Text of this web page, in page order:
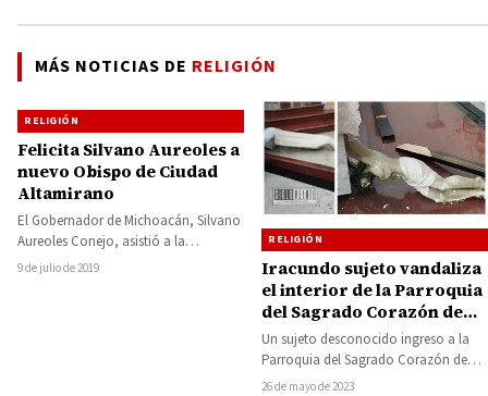
MÁS NOTICIAS DE RELIGIÓN
RELIGIÓN
Felicita Silvano Aureoles a
nuevo Obispo de Ciudad
Altamirano
El Gobernador de Michoacán, Silvano
Aureoles Conejo, asistió a la
ordenación episcopal de Monseñor
9 de julio de 2019
RELIGIÓN
Iracundo sujeto vandaliza
el interior de la Parroquia
del Sagrado Corazón de
Jesús de Sahuayo
Un sujeto desconocido ingreso a la
Parroquia del Sagrado Corazón de
Jesús de la ciudad de Sahuayo,
26 de mayo de 2023